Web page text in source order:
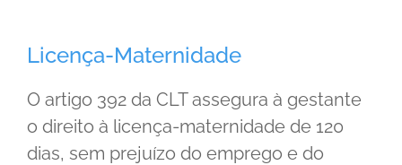
Licença-Maternidade
O artigo 392 da CLT assegura à gestante
o direito à licença-maternidade de 120
dias, sem prejuízo do emprego e do